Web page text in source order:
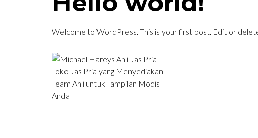
Welcome to WordPress. This is your first post. Edit or
Toko Jas Pria yang Menyediakan
Team Ahli untuk Tampilan Modis
Anda